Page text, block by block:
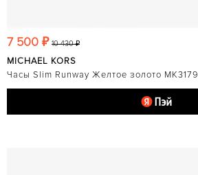
7 500 ₽ 10 430 ₽
MICHAEL KORS
Часы Slim Runway Желтое золото MK3179